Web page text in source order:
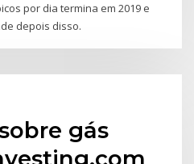
por dia termina em 2019 e
depois disso.
gás